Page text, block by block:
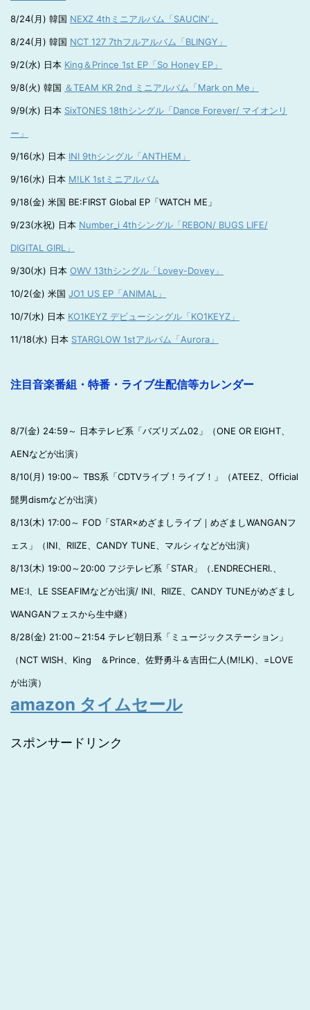
8/24(月) 韓国 NEXZ 4thミニアルバム「SAUCIN’」
8/24(月) 韓国 NCT 127 7thフルアルバム「BLINGY」
9/2(水) 日本 King＆Prince 1st EP「So Honey EP」
9/8(火) 韓国 ＆TEAM KR 2nd ミニアルバム「Mark on Me」
9/9(水) 日本 SixTONES 18thシングル「Dance Forever/ マイオンリ
ー」
9/16(水) 日本 INI 9thシングル「ANTHEM」
9/16(水) 日本 M!LK 1stミニアルバム
9/18(金) 米国 BE:FIRST Global EP「WATCH ME」
9/23(水祝) 日本 Number_i 4thシングル「REBON/ BUGS LIFE/
DIGITAL GIRL」
9/30(水) 日本 OWV 13thシングル「Lovey-Dovey」
10/2(金) 米国 JO1 US EP「ANIMAL」
10/7(水) 日本 KO1KEYZ デビューシングル「KO1KEYZ」
11/18(水) 日本 STARGLOW 1stアルバム「Aurora」
注目音楽番組・特番・ライブ生配信等カレンダー
8/7(金) 24:59～ 日本テレビ系「バズリズム02」（ONE OR EIGHT、
AENなどが出演）
8/10(月) 19:00～ TBS系「CDTVライブ！ライブ！」（ATEEZ、Official
髭男dismなどが出演）
8/13(木) 17:00～ FOD「STAR×めざましライブ｜めざましWANGANフ
ェス」（INI、RIIZE、CANDY TUNE、マルシィなどが出演）
8/13(木) 19:00～20:00 フジテレビ系「STAR」（.ENDRECHERI.、
ME:I、LE SSEAFIMなどが出演/ INI、RIIZE、CANDY TUNEがめざまし
WANGANフェスから生中継）
8/28(金) 21:00～21:54 テレビ朝日系「ミュージックステーション」
（NCT WISH、King ＆Prince、佐野勇斗＆吉田仁人(M!LK)、=LOVE
が出演）
amazon タイムセール
スポンサードリンク